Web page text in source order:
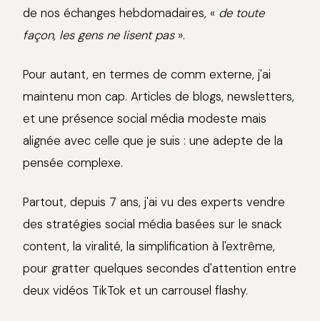
de nos échanges hebdomadaires, « de toute
façon, les gens ne lisent pas ».
Pour autant, en termes de comm externe, j'ai
maintenu mon cap. Articles de blogs, newsletters,
et une présence social média modeste mais
alignée avec celle que je suis : une adepte de la
pensée complexe.
Partout, depuis 7 ans, j'ai vu des experts vendre
des stratégies social média basées sur le snack
content, la viralité, la simplification à l'extrême,
pour gratter quelques secondes d'attention entre
deux vidéos TikTok et un carrousel flashy.